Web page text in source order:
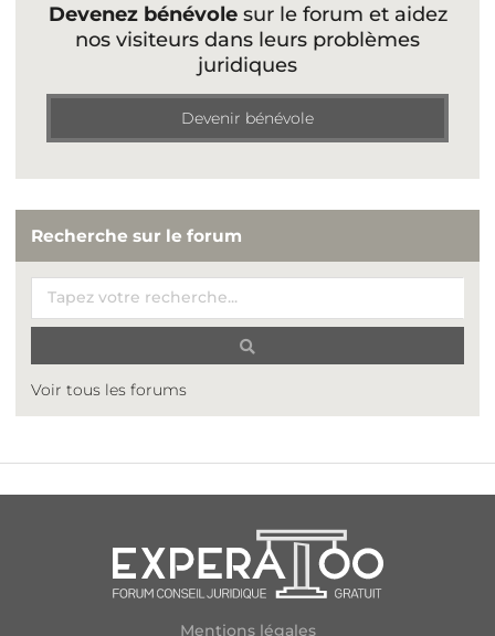
Devenez bénévolesur le forum et aidez
nos visiteurs dans leurs problèmes
juridiques
Devenir bénévole
Recherche sur le forum
Voir tous les forums
Mentions légales